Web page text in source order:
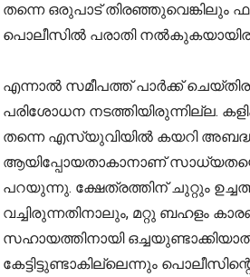
തന്നെ ഒരുപാട് തിരഞ്ഞുവെങ്കിലും
പൊലീസിൽ പരാതി
എന്നാൽ സമീപത്ത് പാർക്ക്
പരിശോധന നടത്തിയിരുന്നില്ല.
തന്നെ എസ്‌യുവിയിൽ കയറി
ആയിപ്പോയതാകാനാണ്
പറയുന്നു. ക്ഷേത്രത്തിന് ചുറ്റും
വച്ചിരുന്നതിനാലും, മറ്റു ബഹളം
സഹായത്തിനായി
കേട്ടിട്ടുണ്ടാകില്ലെന്നും